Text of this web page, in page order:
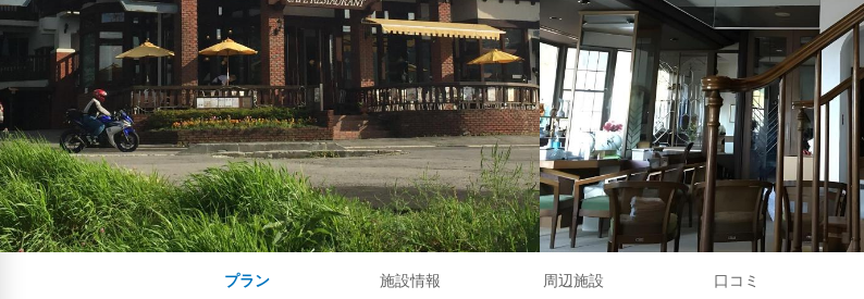
プラン 施設情報 周辺施設 口コミ